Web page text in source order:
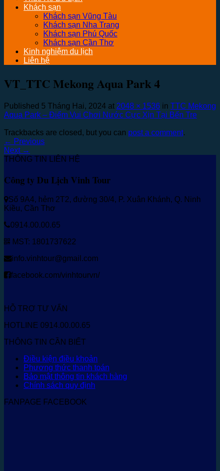
Khách sạn
Khách sạn Vũng Tàu
Khách sạn Nha Trang
Khách sạn Phú Quốc
Khách sạn Cần Thơ
Kinh nghiệm du lịch
Liên hệ
VT_TTC Mekong Aqua Park 4
Published 5 Tháng Hai, 2024 at 2048 × 1536 in TTC Mekong
Aqua Park – Điểm Vui Chơi Nước Cực Xịn Tại Bến Tre
Trackbacks are closed, but you can post a comment.
← Previous
Next →
THÔNG TIN LIÊN HỆ
Công ty Du Lịch Vinh Tour
Số 9A4, hẻm 2T2, đường 30/4, P. Xuân Khánh, Q. Ninh
Kiều, Cần Thơ
0914.00.00.65
MST: 1801737622
info.vinhtour@gmail.com
facebook.com/vinhtourvn/
HỖ TRỢ TƯ VẤN
HOTLINE 0914.00.00.65
THÔNG TIN CẦN BIẾT
Điều kiện điều khoản
Phương thức thanh toán
Bảo mật thông tin khách hàng
Chính sách quy định
FANPAGE FACEBOOK